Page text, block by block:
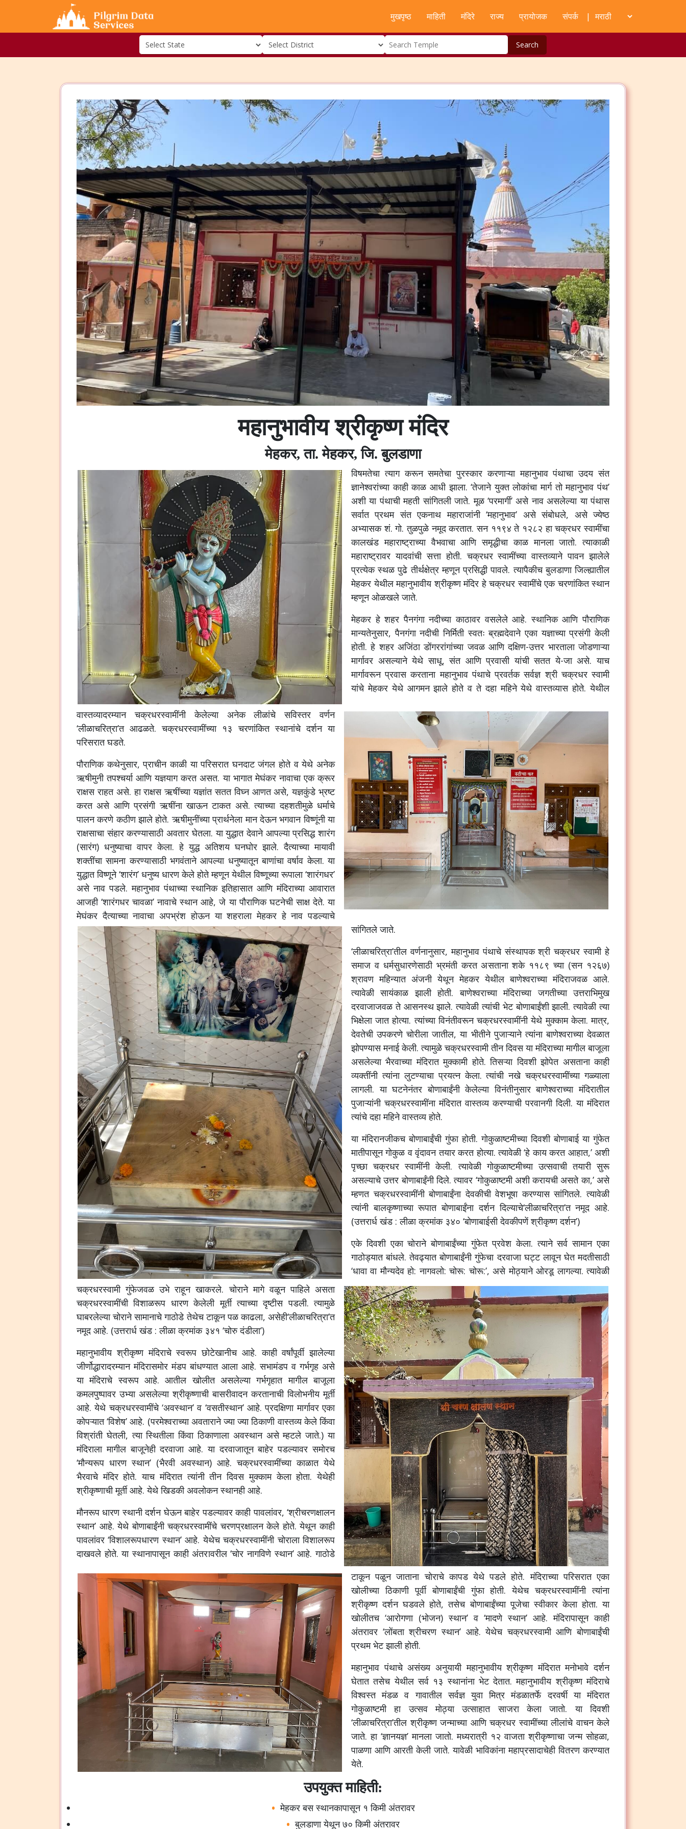
मुखपृष्ठ माहिती मंदिरे राज्य प्रायोजक संपर्क |
Search
महानुभावीय श्रीकृष्ण मंदिर
मेहकर, ता. मेहकर, जि. बुलडाणा
विषमतेचा त्याग करून समतेचा पुरस्कार करणाऱ्या महानुभाव पंथाचा उदय संत
ज्ञानेश्वरांच्या काही काळ आधी झाला. ‘तेजाने युक्त लोकांचा मार्ग तो महानुभाव पंथ’
अशी या पंथाची महती सांगितली जाते. मूळ ‘परमार्गी’ असे नाव असलेल्या या पंथास
सर्वात प्रथम संत एकनाथ महाराजांनी ‘महानुभाव’ असे संबोधले, असे ज्येष्ठ
अभ्यासक शं. गो. तुळपुळे नमूद करतात. सन ११९४ ते १२८२ हा चक्रधर स्वामींचा
कालखंड महाराष्ट्राच्या वैभवाचा आणि समृद्धीचा काळ मानला जातो. त्याकाळी
महाराष्ट्रावर यादवांची सत्ता होती. चक्रधर स्वामींच्या वास्तव्याने पावन झालेले
प्रत्येक स्थळ पुढे तीर्थक्षेत्र म्हणून प्रसिद्धी पावले. त्यापैकीच बुलडाणा जिल्ह्यातील
मेहकर येथील महानुभावीय श्रीकृष्ण मंदिर हे चक्रधर स्वामींचे एक चरणांकित स्थान
म्हणून ओळखले जाते.
मेहकर हे शहर पैनगंगा नदीच्या काठावर वसलेले आहे. स्थानिक आणि पौराणिक
मान्यतेनुसार, पैनगंगा नदीची निर्मिती स्वतः ब्रह्मदेवाने एका यज्ञाच्या प्रसंगी केली
होती. हे शहर अजिंठा डोंगररांगांच्या जवळ आणि दक्षिण-उत्तर भारताला जोडणाऱ्या
मार्गावर असल्याने येथे साधू, संत आणि प्रवासी यांची सतत ये-जा असे. याच
मार्गावरून प्रवास करताना महानुभाव पंथाचे प्रवर्तक सर्वज्ञ श्री चक्रधर स्वामी
यांचे मेहकर येथे आगमन झाले होते व ते दहा महिने येथे वास्तव्यास होते.येथील
वास्तव्यादरम्यान चक्रधरस्वामींनी केलेल्या अनेक लीळांचे सविस्तर वर्णन
‘लीळाचरित्रा’त आढळते. चक्रधरस्वामींच्या १३ चरणांकित स्थानांचे दर्शन या
परिसरात घडते.
पौराणिक कथेनुसार, प्राचीन काळी या परिसरात घनदाट जंगल होते व येथे अनेक
ऋषीमुनी तपश्चर्या आणि यज्ञयाग करत असत. या भागात मेघंकर नावाचा एक क्रूर
राक्षस राहत असे. हा राक्षस ऋषींच्या यज्ञांत सतत विघ्न आणत असे, यज्ञकुंडे भ्रष्ट
करत असे आणि प्रसंगी ऋषींना खाऊन टाकत असे. त्याच्या दहशतीमुळे धर्माचे
पालन करणे कठीण झाले होते. ऋषीमुनींच्या प्रार्थनेला मान देऊन भगवान विष्णूंनी या
राक्षसाचा संहार करण्यासाठी अवतार घेतला. या युद्धात देवाने आपल्या प्रसिद्ध शारंग
(सारंग) धनुष्याचा वापर केला. हे युद्ध अतिशय घनघोर झाले. दैत्याच्या मायावी
शक्तींचा सामना करण्यासाठी भगवंताने आपल्या धनुष्यातून बाणांचा वर्षाव केला. या
युद्धात विष्णूने ‘शारंग’ धनुष्य धारण केले होते म्हणून येथील विष्णूच्या रूपाला ‘शारंगधर’
असे नाव पडले. महानुभाव पंथाच्या स्थानिक इतिहासात आणि मंदिराच्या आवारात
आजही ‘शारंगधर चावळा’ नावाचे स्थान आहे, जे या पौराणिक घटनेची साक्ष देते. या
मेघंकर दैत्याच्या नावाचा अपभ्रंश होऊन या शहराला मेहकर हे नाव पडल्याचे
सांगितले जाते.
‘लीळाचरित्रा’तील वर्णनानुसार, महानुभाव पंथाचे संस्थापक श्री चक्रधर स्वामी हे
समाज व धर्मसुधारणेसाठी भ्रमंती करत असताना शके ११८९ च्या (सन १२६७)
श्रावण महिन्यात अंजनी येथून मेहकर येथील बाणेश्वराच्या मंदिराजवळ आले.
त्यावेळी सायंकाळ झाली होती. बाणेश्वराच्या मंदिराच्या जगतीच्या उत्तराभिमुख
दरवाजाजवळ ते आसनस्थ झाले. त्यावेळी त्यांची भेट बोणाबाईंशी झाली. त्यावेळी त्या
भिक्षेला जात होत्या. त्यांच्या विनंतीवरून चक्रधरस्वामींनी येथे मुक्काम केला. मात्र,
देवतेची उपकरणे चोरीला जातील, या भीतीने पुजाऱ्याने त्यांना बाणेश्वराच्या देवळात
झोपण्यास मनाई केली. त्यामुळे चक्रधरस्वामी तीन दिवस या मंदिराच्या मागील बाजूला
असलेल्या भैरवाच्या मंदिरात मुक्कामी होते. तिसऱ्या दिवशी झोपेत असताना काही
व्यक्तींनी त्यांना लुटण्याचा प्रयत्न केला. त्यांची नखे चक्रधरस्वामींच्या गळ्याला
लागली. या घटनेनंतर बोणाबाईंनी केलेल्या विनंतीनुसार बाणेश्वराच्या मंदिरातील
पुजाऱ्यांनी चक्रधरस्वामींना मंदिरात वास्तव्य करण्याची परवानगी दिली. या मंदिरात
त्यांचे दहा महिने वास्तव्य होते.
या मंदिरानजीकच बोणाबाईंची गुंफा होती. गोकुळाष्टमीच्या दिवशी बोणाबाई या गुंफेत
मातीपासून गोकुळ व वृंदावन तयार करत होत्या. त्यावेळी ‘हे काय करत आहात,’ अशी
पृच्छा चक्रधर स्वामींनी केली. त्यावेळी गोकुळाष्टमीच्या उत्सवाची तयारी सुरू
असल्याचे उत्तर बोणाबाईंनी दिले. त्यावर ‘गोकुळाष्टमी अशी करायची असते का,’ असे
म्हणत चक्रधरस्वामींनी बोणाबाईंना देवकीची वेशभूषा करण्यास सांगितले. त्यावेळी
त्यांनी बालकृष्णाच्या रूपात बोणाबाईंना दर्शन दिल्याचे‘लीळाचरित्रा’त नमूद आहे.
(उत्तरार्ध खंड : लीळा क्रमांक ३४० ‘बोणाबाईसी देवकीपणें श्रीकृष्ण दर्शन’)
एके दिवशी एका चोराने बोणाबाईंच्या गुंफेत प्रवेश केला. त्याने सर्व सामान एका
गाठोड्यात बांधले. तेवढ्यात बोणाबाईंनी गुंफेचा दरवाजा घट्ट लावून घेत मदतीसाठी
‘धावा वा मौन्यदेव हो: नागवलो: चोरू: चोरू:’, असे मोठ्याने ओरडू लागल्या. त्यावेळी
चक्रधरस्वामी गुंफेजवळ उभे राहून खाकरले. चोराने मागे वळून पाहिले असता
चक्रधरस्वामींची विशाळरूप धारण केलेली मूर्ती त्याच्या दृष्टीस पडली. त्यामुळे
घाबरलेल्या चोराने सामानाचे गाठोडे तेथेच टाकून पळ काढला, असेही‘लीळाचरित्रा’त
नमूद आहे. (उत्तरार्ध खंड : लीळा क्रमांक ३४१ ‘चोरु दंडीला’)
महानुभावीय श्रीकृष्ण मंदिराचे स्वरूप छोटेखानीच आहे. काही वर्षांपूर्वी झालेल्या
जीर्णोद्धारादरम्यान मंदिरासमोर मंडप बांधण्यात आला आहे. सभामंडप व गर्भगृह असे
या मंदिराचे स्वरूप आहे. आतील खोलीत असलेल्या गर्भगृहात मागील बाजूला
कमलपुष्पावर उभ्या असलेल्या श्रीकृष्णाची बासरीवादन करतानाची विलोभनीय मूर्ती
आहे. येथे चक्रधरस्वामींचे ‘अवस्थान’ व ‘वसतीस्थान’ आहे. प्रदक्षिणा मार्गावर एका
कोपऱ्यात ‘विशेष’ आहे. (परमेश्वराच्या अवताराने ज्या ज्या ठिकाणी वास्तव्य केले किंवा
विश्रांती घेतली, त्या स्थितीला किंवा ठिकाणाला अवस्थान असे म्हटले जाते.) या
मंदिराला मागील बाजूनेही दरवाजा आहे. या दरवाजातून बाहेर पडल्यावर समोरच
‘मौन्यरूप धारण स्थान’ (भैरवी अवस्थान) आहे. चक्रधरस्वामींच्या काळात येथे
भैरवाचे मंदिर होते. याच मंदिरात त्यांनी तीन दिवस मुक्काम केला होता. येथेही
श्रीकृष्णाची मूर्ती आहे. येथे खिडकी अवलोकन स्थानही आहे.
मौनरूप धारण स्थानी दर्शन घेऊन बाहेर पडल्यावर काही पावलांवर, ‘श्रीचरणक्षालन
स्थान’ आहे. येथे बोणाबाईंनी चक्रधरस्वामींचे चरणप्रक्षालन केले होते.येथून काही
पावलांवर ‘विशालरूपधारण स्थान’ आहे. येथेच चक्रधरस्वामींनी चोराला विशालरूप
दाखवले होते. या स्थानापासून काही अंतरावरील ‘चोर नागविणे स्थान’ आहे. गाठोडे
टाकून पळून जाताना चोराचे कापड येथे पडले होते. मंदिराच्या परिसरात एका
खोलीच्या ठिकाणी पूर्वी बोणाबाईंची गुंफा होती. येथेच चक्रधरस्वामींनी त्यांना
श्रीकृष्ण दर्शन घडवले होते, तसेच बोणाबाईंच्या पूजेचा स्वीकार केला होता. या
खोलीतच ‘आरोगणा (भोजन) स्थान’ व ‘मादणे स्थान’ आहे. मंदिरापासून काही
अंतरावर ‘लोंबता श्रीचरण स्थान’ आहे. येथेच चक्रधरस्वामी आणि बोणाबाईंची
प्रथम भेट झाली होती.
महानुभाव पंथाचे असंख्य अनुयायी महानुभावीय श्रीकृष्ण मंदिरात मनोभावे दर्शन
घेतात तसेच येथील सर्व १३ स्थानांना भेट देतात. महानुभावीय श्रीकृष्ण मंदिराचे
विश्वस्त मंडळ व गावातील सर्वज्ञ युवा मित्र मंडळातर्फे दरवर्षी या मंदिरात
गोकुळाष्टमी हा उत्सव मोठ्या उत्साहात साजरा केला जातो. या दिवशी
‘लीळाचरित्रा’तील श्रीकृष्ण जन्माच्या आणि चक्रधर स्वामींच्या लीलांचे वाचन केले
जाते. हा ‘ज्ञानयज्ञ’ मानला जातो. मध्यरात्री १२ वाजता श्रीकृष्णाचा जन्म सोहळा,
पाळणा आणि आरती केली जाते. यावेळी भाविकांना महाप्रसादाचेही वितरण करण्यात
येते.
उपयुक्त माहिती:
मेहकर बस स्थानकापासून १ किमी अंतरावर
बुलडाणा येथून ७० किमी अंतरावर